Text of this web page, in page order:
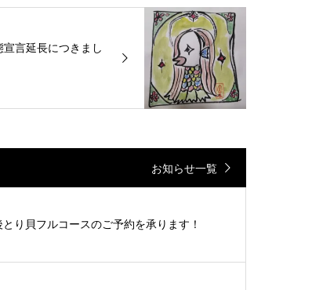
宣言延長につきまし
お知らせ一覧
とり貝フルコースのご予約を承ります！